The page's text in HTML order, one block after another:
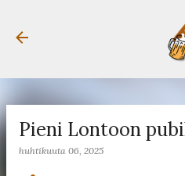
Siirry
Pieni Lontoon
huhtikuuta 06, 2025